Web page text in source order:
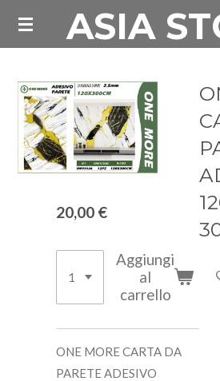
Vai
principale
ASIA
20,00 €
Aggiungi
al
carrello
ONE MORE CARTA DA
PARETE ADESIVO